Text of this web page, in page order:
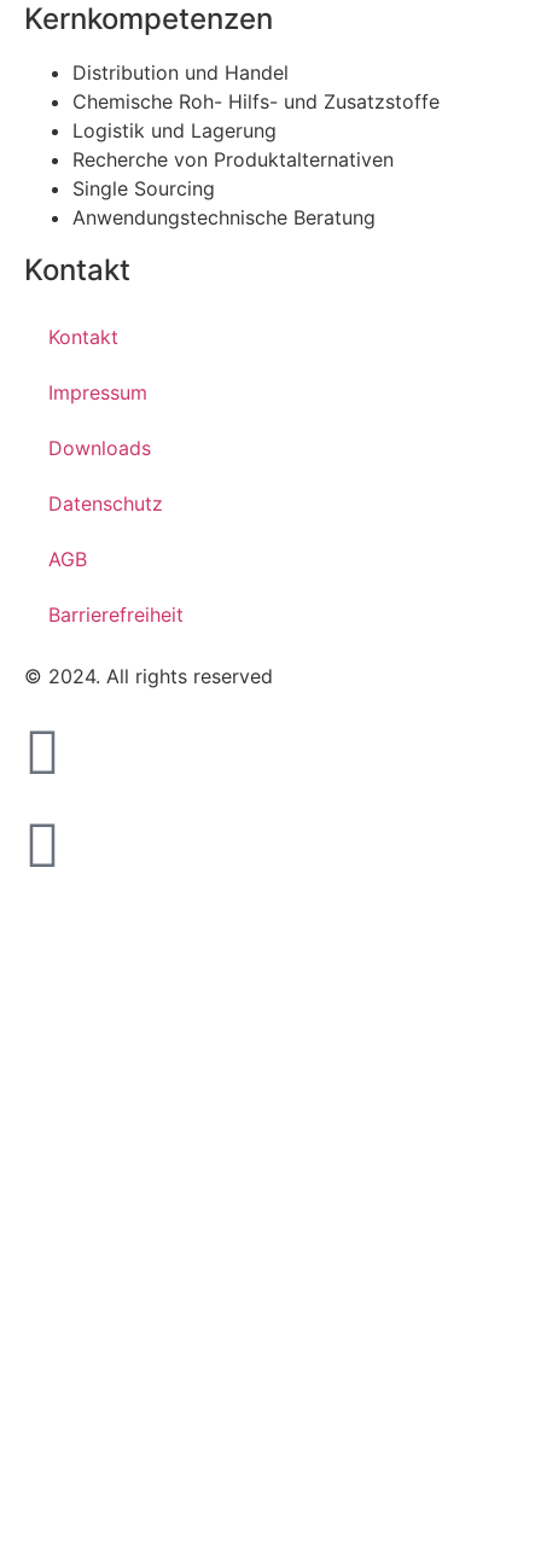
Kernkompetenzen
Distribution und Handel
Chemische Roh- Hilfs- und Zusatzstoffe
Logistik und Lagerung
Recherche von Produktalternativen
Single Sourcing
Anwendungstechnische Beratung
Kontakt
Kontakt
Impressum
Downloads
Datenschutz
AGB
Barrierefreiheit
© 2024. All rights reserved